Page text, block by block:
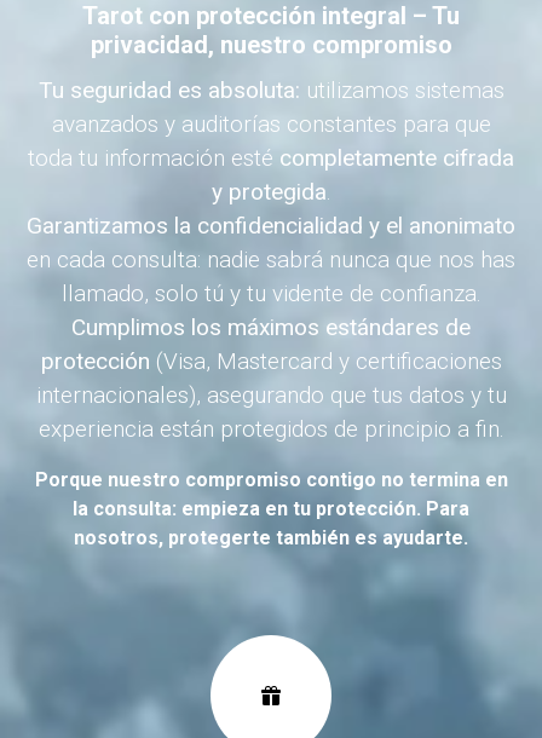
Tarot con protección integral – Tu
privacidad, nuestro compromiso
Tu seguridad es absoluta: utilizamos sistemas
avanzados y auditorías constantes para que
toda tu información esté completamente cifrada
y protegida.
Garantizamos la confidencialidad y el anonimato
en cada consulta: nadie sabrá nunca que nos has
llamado, solo tú y tu vidente de confianza.
Cumplimos los máximos estándares de
protección (Visa, Mastercard y certificaciones
internacionales), asegurando que tus datos y tu
experiencia están protegidos de principio a fin.
Porque nuestro compromiso contigo no termina en
la consulta: empieza en tu protección. Para
nosotros, protegerte también es ayudarte.